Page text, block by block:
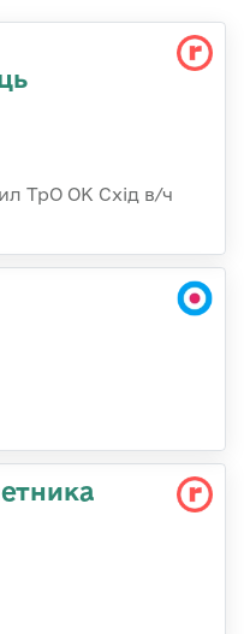
ТрО ОК Схід в/ч